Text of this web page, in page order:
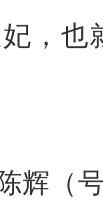
，也
辉（